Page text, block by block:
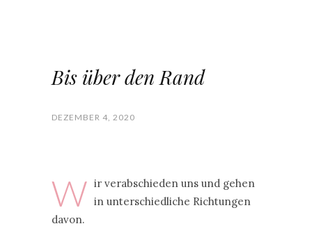
Bis über den Rand
DEZEMBER 4, 2020
W ir verabschieden uns und gehen
in unterschiedliche Richtungen
davon.